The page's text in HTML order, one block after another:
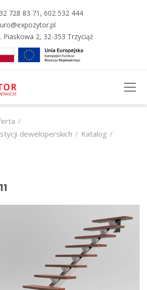
728 83 71 , 602 532 444
Piaskowa 2, 32-353 Trzyciąż
deweloperskich
Katalog